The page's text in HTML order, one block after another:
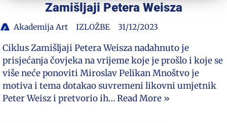
Zamišljaji Petera Weisza
Akademija Art IZLOŽBE 31/12/2023
Ciklus Zamišljaji Petera Weisza nadahnuto je
prisjećanja čovjeka na vrijeme koje je prošlo i koje se
više neće ponoviti Miroslav Pelikan Mnoštvo je
motiva i tema dotakao suvremeni likovni umjetnik
Peter Weisz i pretvorio ih…Read More »